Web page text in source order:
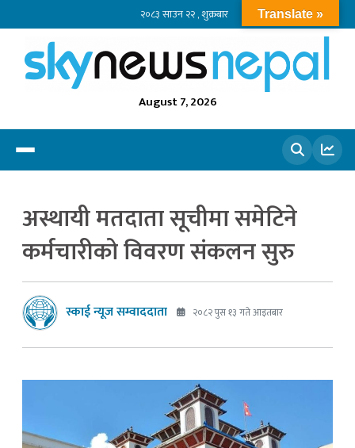
२०८३ साउन २२ , शुक्रबार
August 7, 2026
अस्थायी मतदाता सूचीमा समेटिने
कर्मचारीको विवरण संकलन सुरु
स्काई न्यूज सम्वाददाता २०८२ पुस १३ गते आइतबार
Translate »